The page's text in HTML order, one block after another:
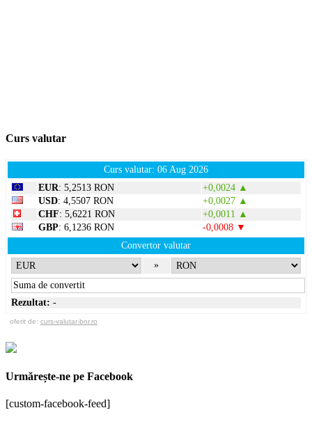
Curs valutar
Curs valutar: 06 Aug 2026
EUR: 5,2513 RON
+0,0024 ▲
USD: 4,5507 RON
+0,0027 ▲
CHF: 5,6221 RON
+0,0011 ▲
GBP: 6,1236 RON
-0,0008 ▼
Convertor valutar
»
Rezultat: -
oferit de: curs-valutar-bnr.ro
Urmărește-ne pe Facebook
[custom-facebook-feed]